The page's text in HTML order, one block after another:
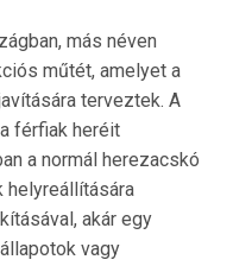
más néven
műtét, amelyet a
terveztek. A
férfiak heréit
a normál herezacskó
helyreállítására
akár egy
vagy